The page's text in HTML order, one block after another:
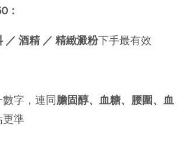
：
／ 酒精 ／ 精緻澱粉下手最有效
字，連同膽固醇、血糖、腰圍、血
更準